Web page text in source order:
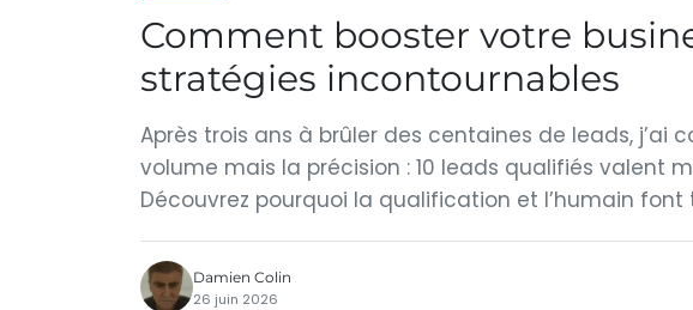
Comment booster votre
stratégies incontournables
Après trois ans à brûler des centaines de leads, j’ai
volume mais la précision : 10 leads qualifiés valent
Découvrez pourquoi la qualification et l’humain
Damien Colin
26 juin 2026